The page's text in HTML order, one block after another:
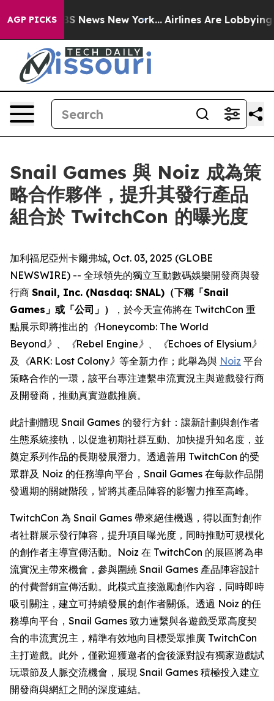
AGP PICKS
was CBS News New York... Airlines Are Lobbying To
Snail Games 與 Noiz 成為策
略合作夥伴，提升其發行產品
組合於 TwitchCon 的曝光度
加利福尼亞州卡爾弗城, Oct. 03, 2025 (GLOBE
NEWSWIRE) -- 全球領先的獨立互動數碼娛樂開發商與發
行商 Snail, Inc. (Nasdaq: SNAL)（下稱「Snail
Games」或「公司」）
，於今天宣佈將在 TwitchCon 重
點展示即將推出的 《Honeycomb: The World
Beyond》 、 《Rebel Engine》 、
《Echoes of Elysium》
及
《ARK: Lost Colony》 等全新力作；此舉為與 Noiz 平台
策略合作的一環，該平台專注連繫串流實況主與遊戲發行商
及開發商，推動真實遊戲推廣。
此計劃體現 Snail Games 的發行方針：讓新計劃與創作者
生態系統接軌，以促進初期社群互動、加快提升知名度，並
奠定系列作品的長期發展潛力。透過善用 TwitchCon 的受
眾群及 Noiz 的任務導向平台，Snail Games 在每款作品開
發週期的關鍵階段，皆將其產品陣容的影響力推至高峰。
TwitchCon 為 Snail Games 帶來絕佳機遇，得以面對創作
者社群展示發行陣容，提升項目曝光度，同時推動可規模化
的創作者主導宣傳活動。Noiz 在 TwitchCon 的展區將為串
流實況主帶來機會，參與圍繞 Snail Games 產品陣容設計
的付費營銷宣傳活動。此模式直接激勵創作內容，同時即時
吸引關注，建立可持續發展的創作者關係。透過 Noiz 的任
務導向平台，Snail Games 致力連繫與各遊戲受眾高度契
合的串流實況主，精準有效地向目標受眾推廣 TwitchCon
主打遊戲。此外，僅歡迎獲邀者的會後派對設有獨家遊戲試
玩環節及人脈交流機會，展現 Snail Games 積極投入建立
開發商與網紅之間的深度連結。